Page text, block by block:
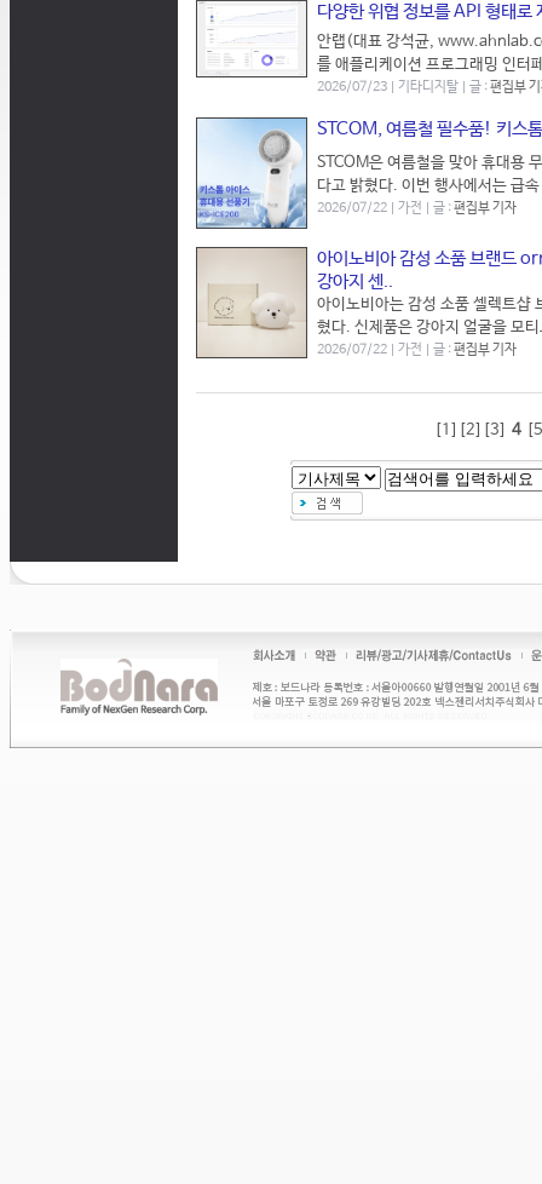
다양한 위협 정보를 API 형태로
안랩(대표 강석균,
를 애플리케이션 프로그래밍 인
2026/07/23 | 기타디지탈 | 글 :편집부
STCOM, 여름철 필수품! 키스
STCOM은 여름철을 맞아 휴대용
다고 밝혔다. 이번 행사에서는 급
2026/07/22 | 가전 | 글 :편집부 기자
아이노비아 감성 소품 브랜드
강아지 센..
아이노비아는 감성 소품 셀렉트
혔다. 신제품은 강아지 얼굴을 모
2026/07/22 | 가전 | 글 :편집부 기자
[1] [2] [3] 4